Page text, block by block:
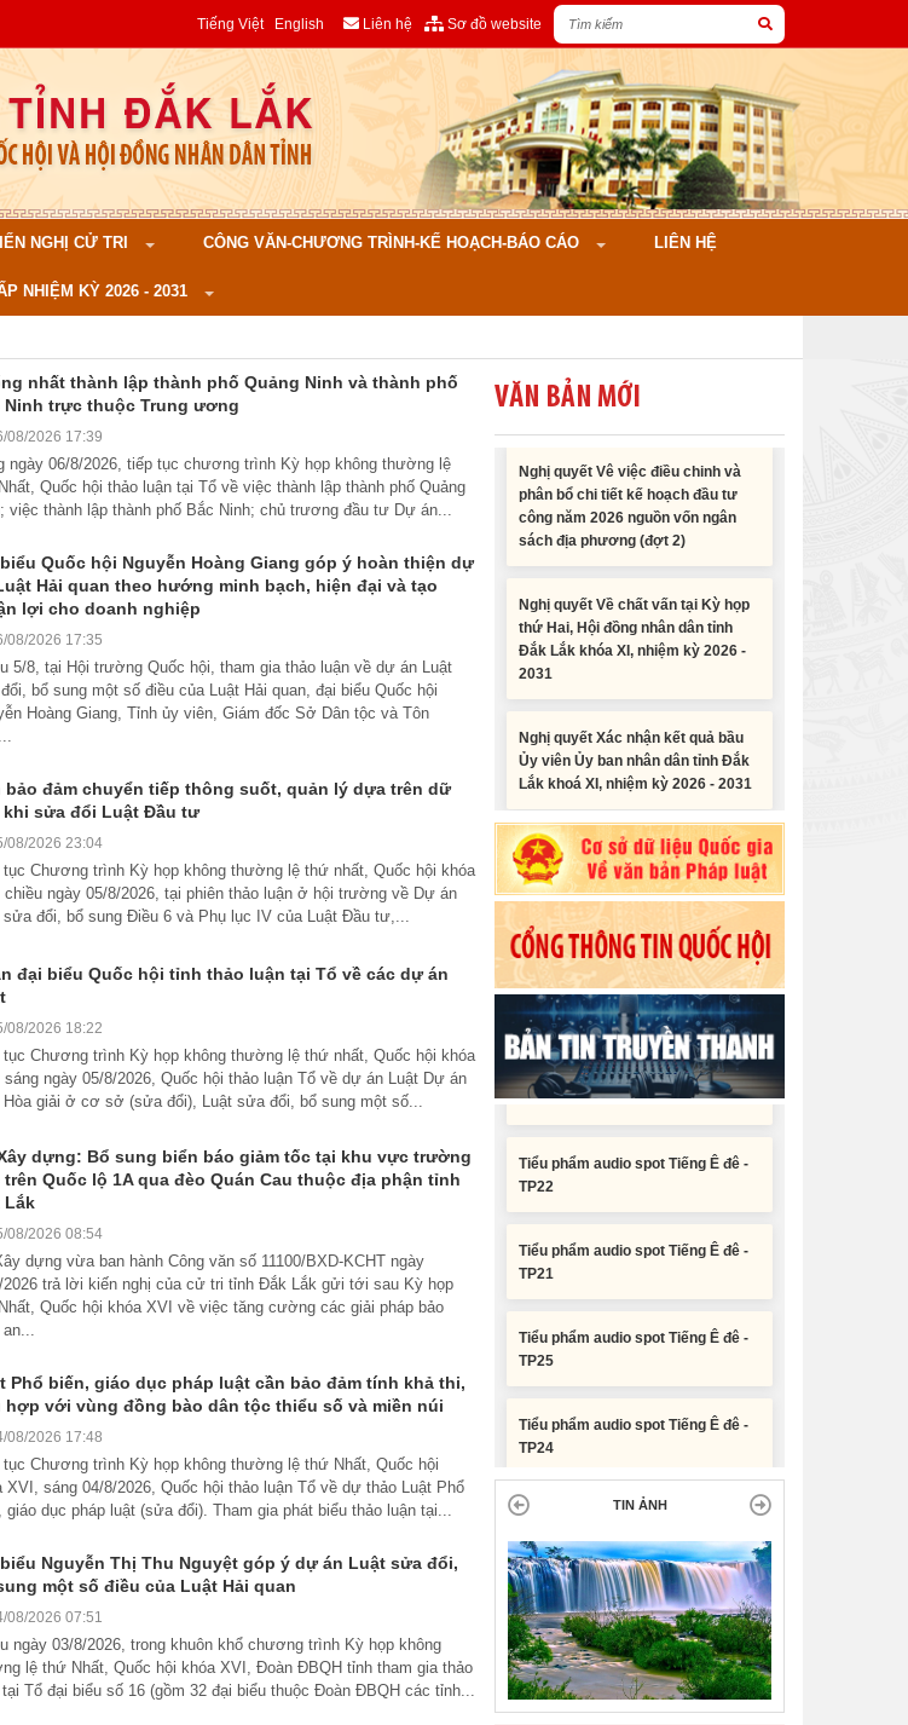
Tiếng Việt English Liên hệ Sơ đồ website
NGHỊ CỬ TRI CÔNG VĂN-CHƯƠNG TRÌNH-KẾ HOẠCH-BÁO CÁO LIÊN HỆ
NHIỆM KỲ 2026 - 2031
nhất thành lập thành phố Quảng Ninh và thành phố
Ninh trực thuộc Trung ương
08/2026 17:39
ngày 06/8/2026, tiếp tục chương trình Kỳ họp không thường lệ
Quốc hội thảo luận tại Tổ về việc thành lập thành phố Quảng
việc thành lập thành phố Bắc Ninh; chủ trương đầu tư Dự án...
Quốc hội Nguyễn Hoàng Giang góp ý hoàn thiện dự
Hải quan theo hướng minh bạch, hiện đại và tạo
lợi cho doanh nghiệp
08/2026 17:35
5/8, tại Hội trường Quốc hội, tham gia thảo luận về dự án Luật
bổ sung một số điều của Luật Hải quan, đại biểu Quốc hội
Hoàng Giang, Tỉnh ủy viên, Giám đốc Sở Dân tộc và Tôn
bảo đảm chuyển tiếp thông suốt, quản lý dựa trên dữ
khi sửa đổi Luật Đầu tư
08/2026 23:04
tục Chương trình Kỳ họp không thường lệ thứ nhất, Quốc hội khóa
chiều ngày 05/8/2026, tại phiên thảo luận ở hội trường về Dự án
sửa đổi, bổ sung Điều 6 và Phụ lục IV của Luật Đầu tư,...
đại biểu Quốc hội tỉnh thảo luận tại Tổ về các dự án
08/2026 18:22
tục Chương trình Kỳ họp không thường lệ thứ nhất, Quốc hội khóa
ngày 05/8/2026, Quốc hội thảo luận Tổ về dự án Luật Dự án
Hòa giải ở cơ sở (sửa đổi), Luật sửa đổi, bổ sung một số...
dựng: Bổ sung biển báo giảm tốc tại khu vực trường
trên Quốc lộ 1A qua đèo Quán Cau thuộc địa phận tỉnh
Lắk
08/2026 08:54
dựng vừa ban hành Công văn số 11100/BXD-KCHT ngày
2026 trả lời kiến nghị của cử tri tỉnh Đắk Lắk gửi tới sau Kỳ họp
Quốc hội khóa XVI về việc tăng cường các giải pháp bảo
an...
Phổ biến, giáo dục pháp luật cần bảo đảm tính khả thi,
hợp với vùng đồng bào dân tộc thiểu số và miền núi
08/2026 17:48
tục Chương trình Kỳ họp không thường lệ thứ Nhất, Quốc hội
XVI, sáng 04/8/2026, Quốc hội thảo luận Tổ về dự thảo Luật Phổ
giáo dục pháp luật (sửa đổi). Tham gia phát biểu thảo luận tại...
Nguyễn Thị Thu Nguyệt góp ý dự án Luật sửa đổi,
một số điều của Luật Hải quan
08/2026 07:51
ngày 03/8/2026, trong khuôn khổ chương trình Kỳ họp không
lệ thứ Nhất, Quốc hội khóa XVI, Đoàn ĐBQH tỉnh tham gia thảo
tại Tổ đại biểu số 16 (gồm 32 đại biểu thuộc Đoàn ĐBQH các tỉnh...
VĂN BẢN MỚI
Nghị quyết Cho ý kiến về cam kết
bố trí nguồn vốn đối ứng ngân sách
địa phương để thực hiện Dự án
hoạch vốn đầu tư phát triển được
2026 thực hiện và giải...
công năm 2026 nguồn vốn ngân
sách địa phương (đợt 2)
Đắk Lắk khóa XI, nhiệm kỳ 2026 -
2031
Lắk khoá XI, nhiệm kỳ 2026 - 2031
bố trí nguồn vốn đối ứng ngân sách
địa phương để thực hiện Dự án
Xây dựng Trụ sở làm...
Nghị quyết về việc phân bổ kế
hoạch vốn đầu tư phát triển được
phép kéo dài thời gian sang năm
2026 thực hiện và giải...
Nghị quyết Vê việc điều chinh và
phân bổ chi tiết kế hoạch đầu tư
Đắk Lắk khóa XI, nhiệm kỳ 2026 -
2031
Nghị quyết Xác nhận kết quả bầu
Ủy viên Ủy ban nhân dân tỉnh Đắk
Tiểu phẩm audio spot Tiếng Ê đê -
TP25
Tiểu phẩm audio spot Tiếng Ê đê -
TP24
Tiểu phẩm audio spot Tiếng Ê đê -
TP23
Tiểu phẩm audio spot Tiếng Ê đê -
Tiểu phẩm audio spot Tiếng Ê đê -
Tiểu phẩm audio spot Tiếng Ê đê -
Tiểu phẩm audio spot Tiếng Ê đê -
TP23
Tiểu phẩm audio spot Tiếng Ê đê -
TP22
Tiểu phẩm audio spot Tiếng Ê đê -
TP21
TIN ẢNH